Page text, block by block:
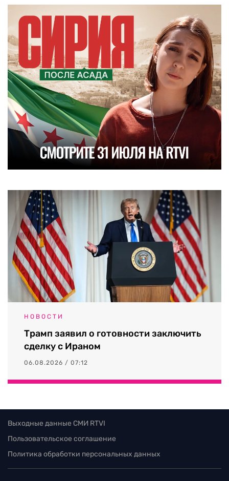
НОВОСТИ
Трамп заявил о готовности заключить
сделку с Ираном
06.08.2026 / 07:12
Выходные данные СМИ RTVI
Пользовательское соглашение
Политика обработки персональных данных